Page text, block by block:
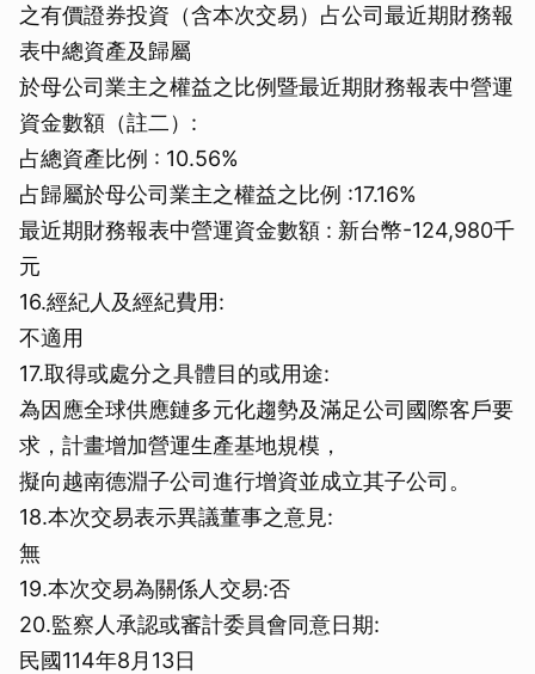
之有價證券投資（含本次交易）占公司最近期財務報
表中總資產及歸屬
於母公司業主之權益之比例暨最近期財務報表中營運
資金數額（註二）:
占總資產比例 : 10.56%
占歸屬於母公司業主之權益之比例 :17.16%
最近期財務報表中營運資金數額 : 新台幣-124,980千
元
16.經紀人及經紀費用:
不適用
17.取得或處分之具體目的或用途:
為因應全球供應鏈多元化趨勢及滿足公司國際客戶要
求，計畫增加營運生產基地規模，
擬向越南德淵子公司進行增資並成立其子公司。
18.本次交易表示異議董事之意見:
無
19.本次交易為關係人交易:否
20.監察人承認或審計委員會同意日期:
民國114年8月13日